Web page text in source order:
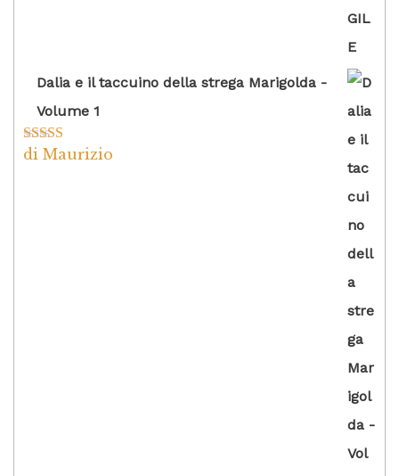
Dalia e il taccuino della strega Marigolda -
Volume 1
Valutato4
di Maurizio